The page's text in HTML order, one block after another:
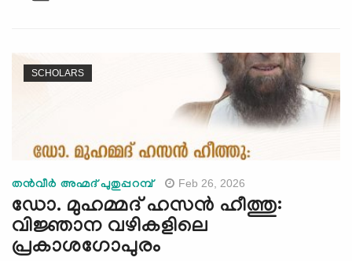
SCHOLARS
തന്‍വീര്‍ അഹ്മദ് പുതുപ്പറമ്പ് Feb 26, 2026
ഡോ. മുഹമ്മദ് ഹസൻ ഹീത്തു:
വിജ്ഞാന വഴികളിലെ
പ്രകാശഗോപുരം